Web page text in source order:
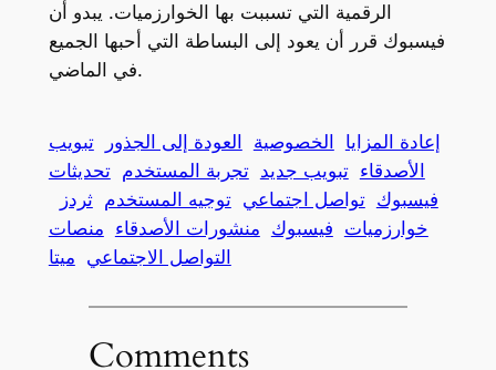
الرقمية التي تسببت بها الخوارزميات. يبدو أن
فيسبوك قرر أن يعود إلى البساطة التي أحبها الجميع
في الماضي.
إعادة المزايا الخصوصية العودة إلى الجذور
تبويب
الأصدقاء تبويب جديد تجربة المستخدم تحديثات
فيسبوك تواصل اجتماعي توجيه المستخدم ثردز
خوارزميات فيسبوك منشورات الأصدقاء منصات
التواصل الاجتماعي ميتا
Comments